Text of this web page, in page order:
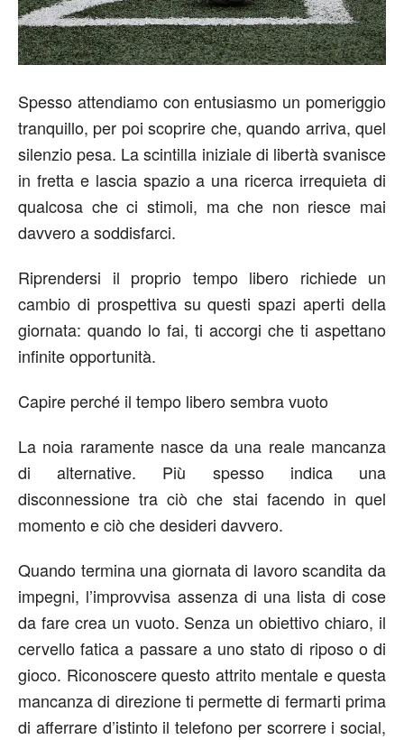
Spesso attendiamo con entusiasmo un pomeriggio
tranquillo, per poi scoprire che, quando arriva, quel
silenzio pesa. La scintilla iniziale di libertà svanisce
in fretta e lascia spazio a una ricerca irrequieta di
qualcosa che ci stimoli, ma che non riesce mai
davvero a soddisfarci.
Riprendersi il proprio tempo libero richiede un
cambio di prospettiva su questi spazi aperti della
giornata: quando lo fai, ti accorgi che ti aspettano
infinite opportunità.
Capire perché il tempo libero sembra vuoto
La noia raramente nasce da una reale mancanza
di alternative. Più spesso indica una
disconnessione tra ciò che stai facendo in quel
momento e ciò che desideri davvero.
Quando termina una giornata di lavoro scandita da
impegni, l’improvvisa assenza di una lista di cose
da fare crea un vuoto. Senza un obiettivo chiaro, il
cervello fatica a passare a uno stato di riposo o di
gioco. Riconoscere questo attrito mentale e questa
mancanza di direzione ti permette di fermarti prima
di afferrare d’istinto il telefono per scorrere i social,